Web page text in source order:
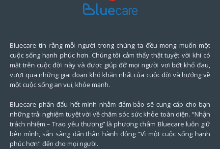
Bluecare tin rằng mỗi người trong chúng ta đều mong muốn một
cuộc sống hạnh phúc hơn. Chúng tôi cảm thấy thật tuyệt vời khi có
mặt trên cuộc đời này và được giúp đỡ mọi người vơi bớt khổ đau,
vượt qua những giai đoạn khó khăn nhất của cuộc đời và hướng về
một cuộc sống an vui, khỏe mạnh.
Bluecare phấn đấu hết mình nhằm đảm bảo sẽ cung cấp cho bạn
những trải nghiệm tuyệt vời về chăm sóc sức khỏe toàn diện. “Nhận
trách nhiệm – Trao yêu thương” là phương châm Bluecare luôn giữ
bên mình, sẵn sàng dấn thân hành động "Vì một cuộc sống hạnh
phúc hơn" đến cho mọi người.